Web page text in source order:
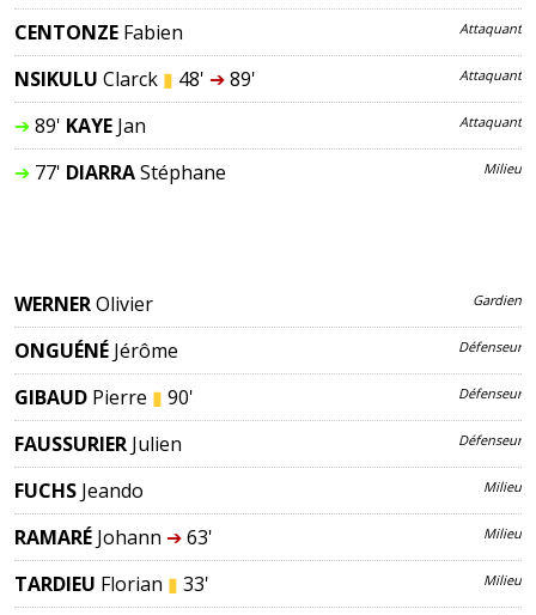
CENTONZE Fabien Attaquant
NSIKULU Clarck ▮ 48' ➔89' Attaquant
➔89' KAYE Jan Attaquant
➔77' DIARRAStéphane Milieu
WERNEROlivier Gardien
ONGUÉNÉ Jérôme Défenseur
GIBAUD Pierre ▮ 90' Défenseur
FAUSSURIER Julien Défenseur
FUCHS Jeando Milieu
RAMARÉ Johann ➔63' Milieu
TARDIEU Florian ▮ 33' Milieu